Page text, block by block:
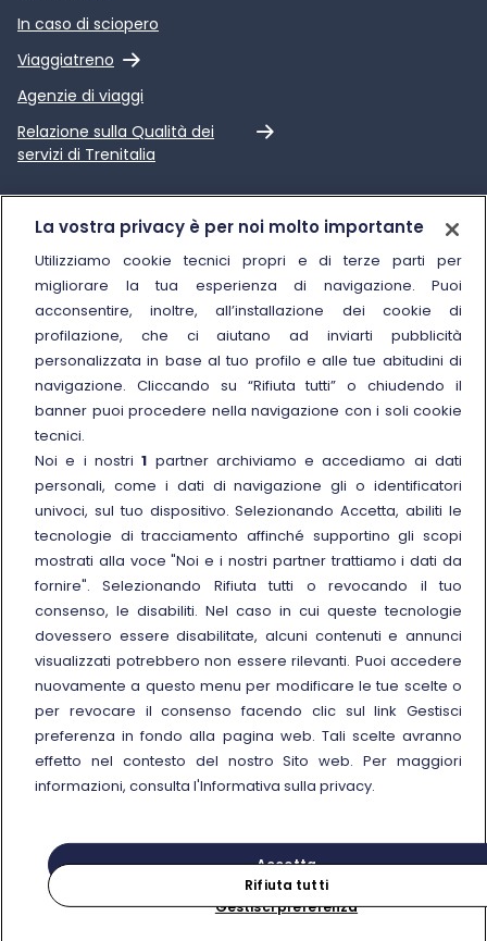
In caso di sciopero
Viaggiatreno
Link esterno
Agenzie di viaggi
Relazione sulla Qualità dei
servizi di Trenitalia
Link esterno
Chi siamo
Sostenibilità
Trenitalia for Business
Manuale di Conservazione
Link esterno
Carriere
Link esterno
La Freccia Mag
Link esterno
Noleggia un treno charter
Viaggi di gruppo
Seguici sui social
© Gruppo FS Italiane 2025
Note legali
Protezione dati personali
Accessibilità
Informativa sui cookies
Gestisci preferenza
La vostra privacy è per noi molto importante
Utilizziamo cookie tecnici propri e di terze parti per
migliorare la tua esperienza di navigazione. Puoi
acconsentire, inoltre, all’installazione dei cookie di
profilazione, che ci aiutano ad inviarti pubblicità
personalizzata in base al tuo profilo e alle tue abitudini di
navigazione. Cliccando su “Rifiuta tutti” o chiudendo il
banner puoi procedere nella navigazione con i soli cookie
tecnici.
Noi e i nostri1 partner archiviamo e accediamo ai dati
personali, come i dati di navigazione gli o identificatori
univoci, sul tuo dispositivo. Selezionando Accetta, abiliti le
tecnologie di tracciamento affinché supportino gli scopi
mostrati alla voce "Noi e i nostri partner trattiamo i dati da
fornire". Selezionando Rifiuta tutti o revocando il tuo
consenso, le disabiliti. Nel caso in cui queste tecnologie
dovessero essere disabilitate, alcuni contenuti e annunci
visualizzati potrebbero non essere rilevanti. Puoi accedere
nuovamente a questo menu per modificare le tue scelte o
per revocare il consenso facendo clic sul link Gestisci
preferenza in fondo alla pagina web. Tali scelte avranno
effetto nel contesto del nostro Sito web. Per maggiori
informazioni, consulta l'Informativa sulla privacy.
Accetta
Rifiuta tutti
Gestisci preferenza